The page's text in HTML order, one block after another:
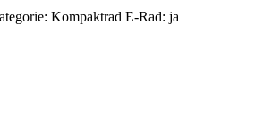
Kompaktrad E-Rad: ja